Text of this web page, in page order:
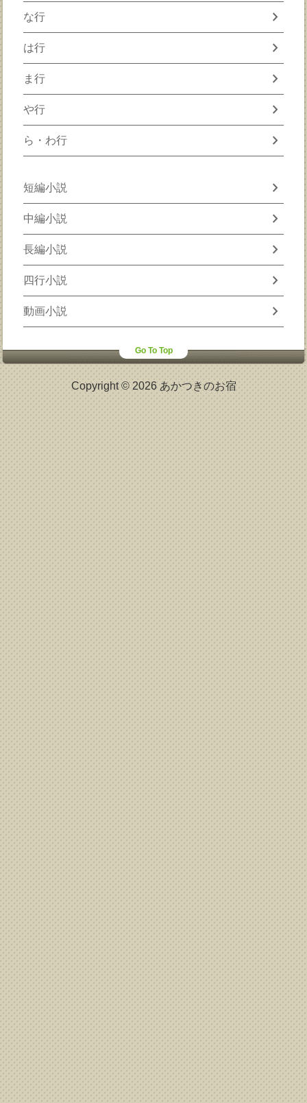
な行 chevron_right
は行 chevron_right
ま行 chevron_right
や行 chevron_right
ら・わ行 chevron_right
短編小説 chevron_right
中編小説 chevron_right
長編小説 chevron_right
四行小説 chevron_right
動画小説 chevron_right
Go To Top
Copyright © 2026 あかつきのお宿